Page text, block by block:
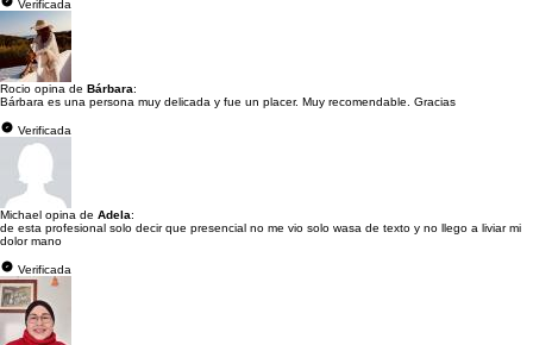
Verificada
Rocio opina de Bárbara:
Bárbara es una persona muy delicada y fue un placer. Muy recomendable. Gracias
Verificada
Michael opina de Adela:
de esta profesional solo decir que presencial no me vio solo wasa de texto y no llego a liviar mi
dolor mano
Verificada